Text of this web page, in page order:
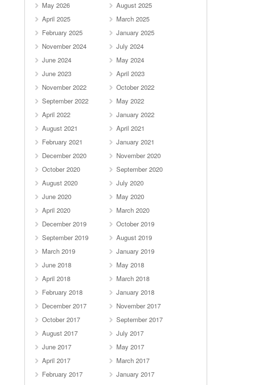
May 2026
August 2025
April 2025
March 2025
February 2025
January 2025
November 2024
July 2024
June 2024
May 2024
June 2023
April 2023
November 2022
October 2022
September 2022
May 2022
April 2022
January 2022
August 2021
April 2021
February 2021
January 2021
December 2020
November 2020
October 2020
September 2020
August 2020
July 2020
June 2020
May 2020
April 2020
March 2020
December 2019
October 2019
September 2019
August 2019
March 2019
January 2019
June 2018
May 2018
April 2018
March 2018
February 2018
January 2018
December 2017
November 2017
October 2017
September 2017
August 2017
July 2017
June 2017
May 2017
April 2017
March 2017
February 2017
January 2017